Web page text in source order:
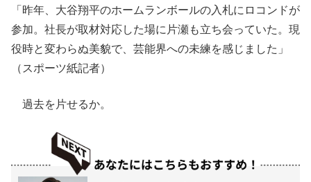
「昨年、大谷翔平のホームランボールの入札にロコンドが
参加。社長が取材対応した場に片瀬も立ち会っていた。現
役時と変わらぬ美貌で、芸能界への未練を感じました」
（スポーツ紙記者）
過去を片せるか。